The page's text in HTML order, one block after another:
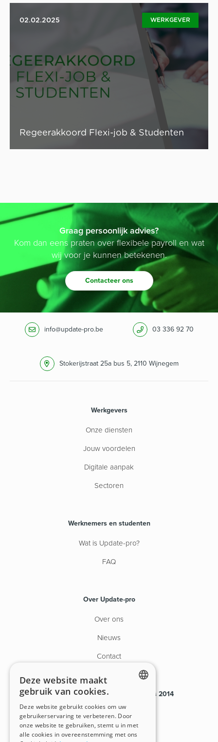
02.02.2025 WERKGEVER
Regeerakkoord Flexi-job & Studenten
Het nieuwe regeerakkoord omvat enkele belangrijke
wijzigingen met betrekking tot tijdelijke tewerkstelling.
Onderstaand vind je enkele belangrijke ontwikkelingen
voor de tewerkstelling van flexi-jobs en studenten.
Graag persoonlijk advies?
Kom dan eens praten over flexibele payroll en wat
wij voor je kunnen betekenen.
Contacteer ons
info@update-pro.be 03 336 92 70
Stokerijstraat 25a bus 5, 2110 Wijnegem
Werkgevers
Onze diensten
Jouw voordelen
Digitale aanpak
Sectoren
Werknemers en studenten
Wat is Update-pro?
FAQ
Over Update-pro
Over ons
Nieuws
Contact
Payroll van tijdelijk personeel sinds 2014
VG.2080/U
BHG.00609-406-20170901
DUTCH
Deze website maakt
gebruik van cookies.
Deze website gebruikt cookies om uw
gebruikerservaring te verbeteren. Door
onze website te gebruiken, stemt u in met
alle cookies in overeenstemming met ons